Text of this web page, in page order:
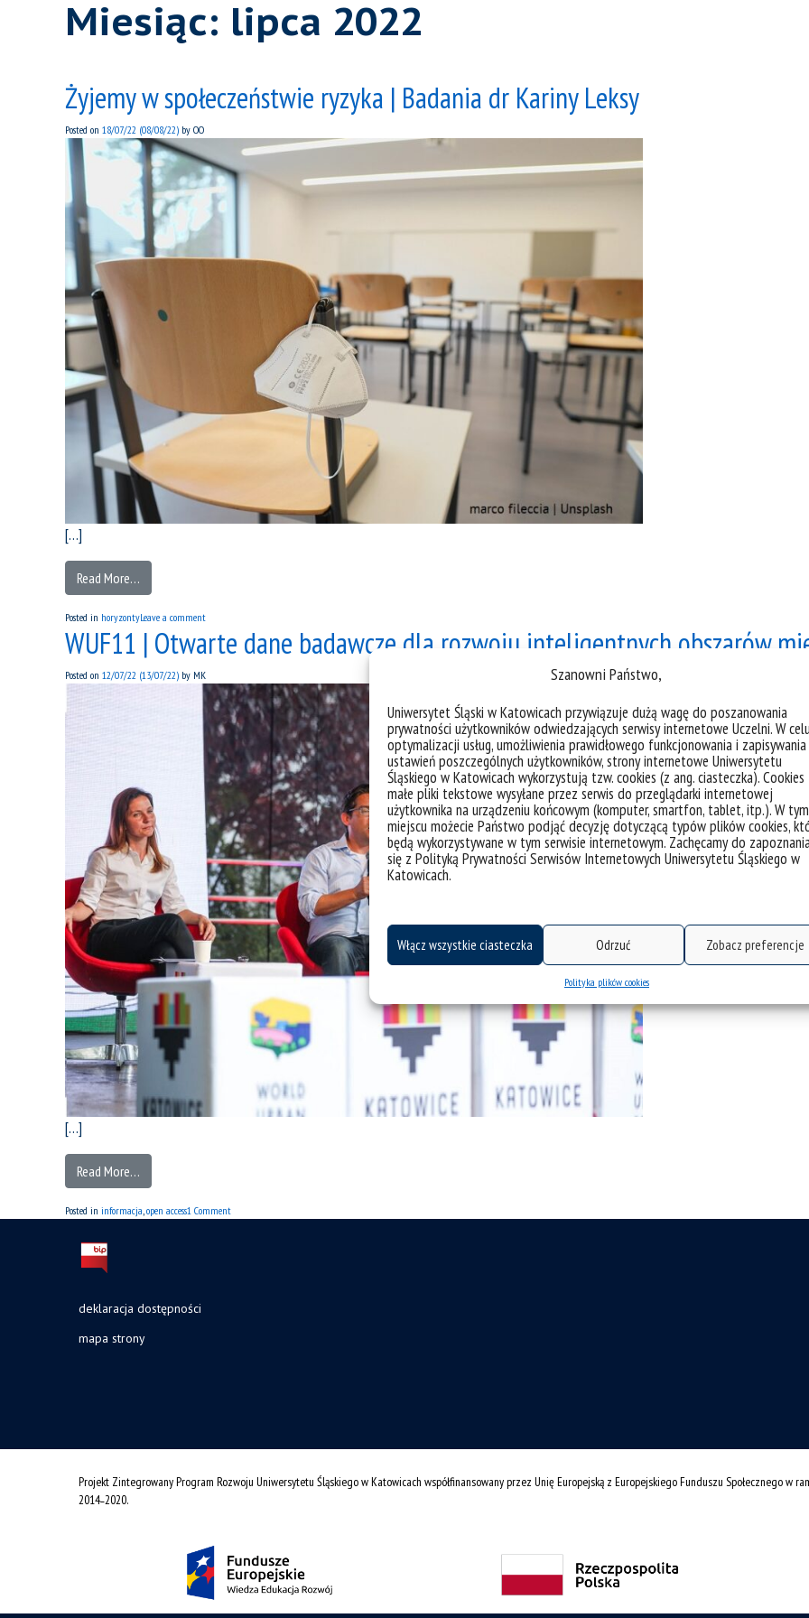
Szanowni Państwo,
Uniwersytet Śląski w Katowicach przywiązuje dużą wagę do poszanowania
prywatności użytkowników odwiedzających serwisy internetowe Uczelni. W
optymalizacji usług, umożliwienia prawidłowego funkcjonowania i zapisywania
ustawień poszczególnych użytkowników, strony internetowe Uniwersytetu
Śląskiego w Katowicach wykorzystują tzw. cookies (z ang. ciasteczka).
małe pliki tekstowe wysyłane przez serwis do przeglądarki internetowej
użytkownika na urządzeniu końcowym (komputer, smartfon, tablet, itp.). W tym
miejscu możecie Państwo podjąć decyzję dotyczącą typów plików cookies,
będą wykorzystywane w tym serwisie internetowym. Zachęcamy do
się z Polityką Prywatności Serwisów Internetowych Uniwersytetu Śląskiego w
Katowicach.
Włącz wszystkie ciasteczka Odrzuć Zobacz preferencje
Polityka plików cookies
Miesiąc: lipca 2022
Żyjemy w społeczeństwie ryzyka | Badania dr Kariny Leksy
Posted on 18/07/22 (08/08/22) by OO
[…]
Read More…
Posted in horyzontyLeave a comment
WUF11 | Otwarte dane badawcze dla rozwoju inteligentnych obszarów
Posted on 12/07/22 (13/07/22) by MK
[…]
Read More…
Posted in informacja open access1 Comment
deklaracja dostępności
mapa strony
Projekt Zintegrowany Program Rozwoju Uniwersytetu Śląskiego w Katowicach współfinansowany przez Unię Europejską z Europejskiego Funduszu Społecznego w
2014˗2020.